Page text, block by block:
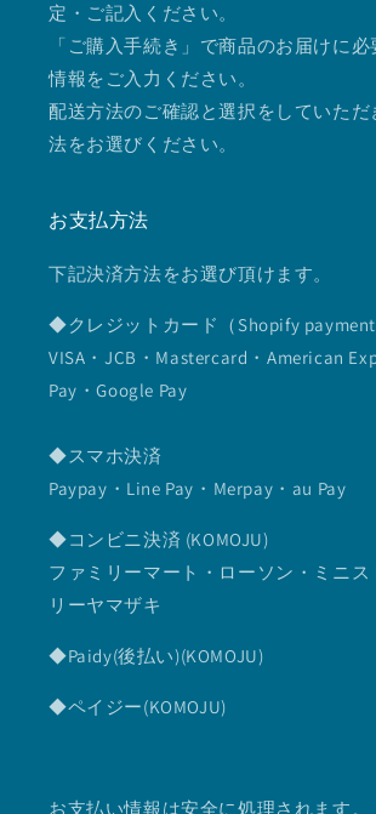
定・ご記入ください。
「ご購入手続き」で商品のお届けに
情報をご入力ください。
配送方法のご確認と選択をしていただ
法をお選びください。
お支払方法
下記決済方法をお選び頂けます。
◆クレジットカード（Shopify payment
VISA・JCB・Mastercard・American
Pay・Google Pay
◆スマホ決済
Paypay・Line Pay・Merpay・au Pay
◆コンビニ決済 (KOMOJU)
ファミリーマート・ローソン・ミニス
リーヤマザキ
◆Paidy(後払い)(KOMOJU)
◆ペイジー(KOMOJU)
お支払い情報は安全に処理されます。